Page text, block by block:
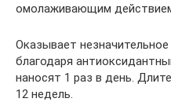
омолаживающим
Оказывает
благодаря
наносят 1 раз в день.
12 недель.